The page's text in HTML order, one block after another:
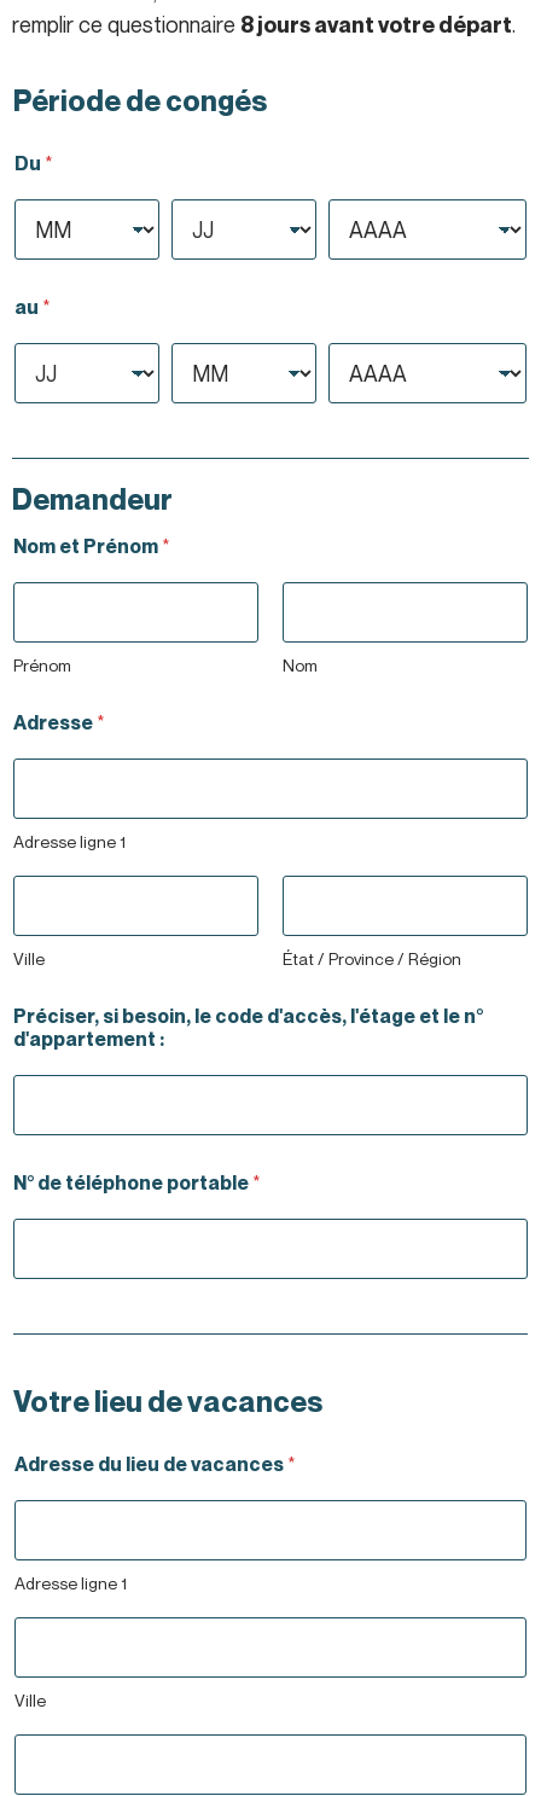
remplir ce questionnaire 8 jours avant votre départ.
Période de congés
Du *
au *
Demandeur
Nom et Prénom *
Prénom Nom
Adresse *
Adresse ligne 1
Ville État / Province / Région
Préciser, si besoin, le code d'accès, l'étage et le n°
d'appartement :
N° de téléphone portable *
Votre lieu de vacances
Adresse du lieu de vacances *
Adresse ligne 1
Ville